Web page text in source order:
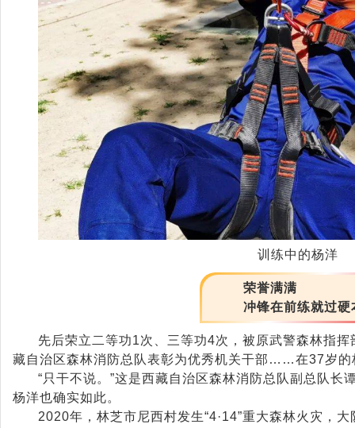
训练中的杨洋
荣誉满满
冲锋在前练就过硬
先后荣立二等功1次、三等功4次，被原武警森林指
藏自治区森林消防总队表彰为优秀机关干部……在37岁的
“只干不说。”这是西藏自治区森林消防总队副总队长
杨洋也确实如此。
2020年，林芝市尼西村发生“4·14”重大森林火灾，